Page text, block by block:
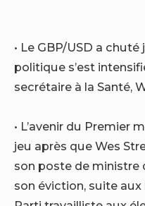
• Le GBP/USD a
politique s’est
secrétaire à la Santé,
• L’avenir du Premier
jeu après que Wes
son poste de ministre
son éviction, suite